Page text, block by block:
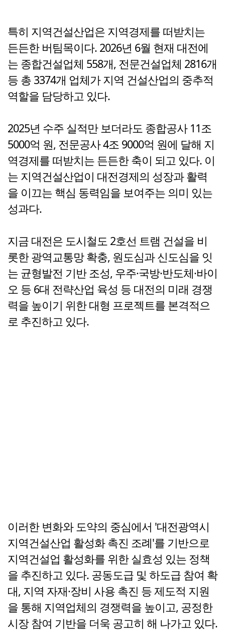
특히 지역건설산업은 지역경제를 떠받치는
든든한 버팀목이다. 2026년 6월 현재 대전에
는 종합건설업체 558개, 전문건설업체 2816개
등 총 3374개 업체가 지역 건설산업의 중추적
역할을 담당하고 있다.
2025년 수주 실적만 보더라도 종합공사 11조
5000억 원, 전문공사 4조 9000억 원에 달해 지
역경제를 떠받치는 든든한 축이 되고 있다. 이
는 지역건설산업이 대전경제의 성장과 활력
을 이끄는 핵심 동력임을 보여주는 의미 있는
성과다.
지금 대전은 도시철도 2호선 트램 건설을 비
롯한 광역교통망 확충, 원도심과 신도심을 잇
는 균형발전 기반 조성, 우주·국방·반도체·바이
오 등 6대 전략산업 육성 등 대전의 미래 경쟁
력을 높이기 위한 대형 프로젝트를 본격적으
로 추진하고 있다.
이러한 변화와 도약의 중심에서 '대전광역시
지역건설산업 활성화 촉진 조례'를 기반으로
지역건설업 활성화를 위한 실효성 있는 정책
을 추진하고 있다. 공동도급 및 하도급 참여 확
대, 지역 자재·장비 사용 촉진 등 제도적 지원
을 통해 지역업체의 경쟁력을 높이고, 공정한
시장 참여 기반을 더욱 공고히 해 나가고 있다.